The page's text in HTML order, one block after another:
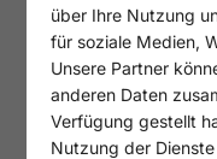
über Ihre Nutzung
für soziale Medien,
Unsere Partner
anderen Daten
Verfügung gestellt
Nutzung der